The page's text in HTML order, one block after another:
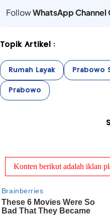
FollowWhatsApp Channel
Topik Artikel :
Rumah Layak Prabowo
Prabowo